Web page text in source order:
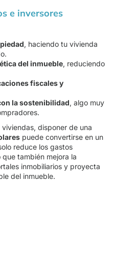
e inversores
, haciendo tu vivienda
del inmueble, reduciendo
fiscales y
la sostenibilidad, algo muy
disponer de una
puede convertirse en un
reduce los gastos
también mejora la
inmobiliarios y proyecta
del inmueble.